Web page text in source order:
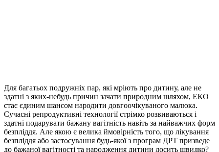
Для багатьох подружніх пар, які мріють про дитину, але не
здатні з яких-небудь причин зачати природним шляхом, ЕКО
стає єдиним шансом народити довгоочікуваного малюка.
Сучасні репродуктивні технології стрімко розвиваються і
здатні подарувати бажану вагітність навіть за найважчих форм
безпліддя. Але якою є велика ймовірність того, що лікування
безпліддя або застосування будь-якої з програм ДРТ призведе
до бажаної вагітності та народження дитини досить швидко?